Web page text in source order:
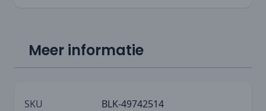
Meer informatie
SKU
BLK-49742514